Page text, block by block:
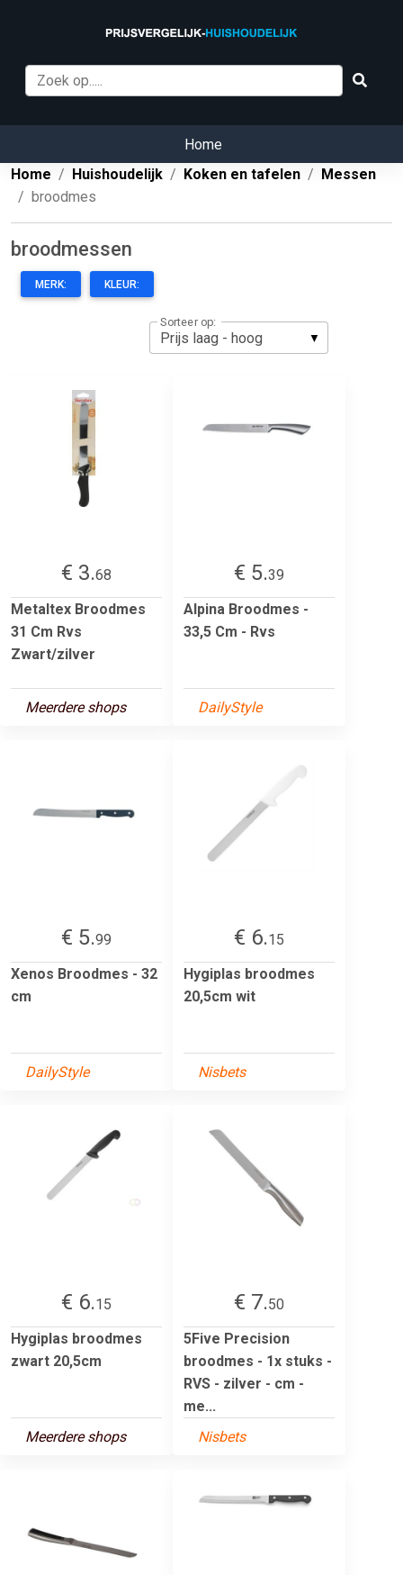
Home
Home
Huishoudelijk Koken en tafelen
Messen
broodmes
broodmessen
MERK: KLEUR:
Sorteer op:
€ 3.68
Metaltex Broodmes
31 Cm Rvs
Zwart/zilver
Meerdere shops
€ 5.39
Alpina Broodmes -
33,5 Cm - Rvs
DailyStyle
€ 5.99
Xenos Broodmes - 32
cm
DailyStyle
€ 6.15
Hygiplas broodmes
20,5cm wit
Nisbets
€ 6.15
Hygiplas broodmes
zwart 20,5cm
Meerdere shops
€ 7.50
5Five Precision
broodmes - 1x stuks -
RVS - zilver - cm -
me...
Nisbets